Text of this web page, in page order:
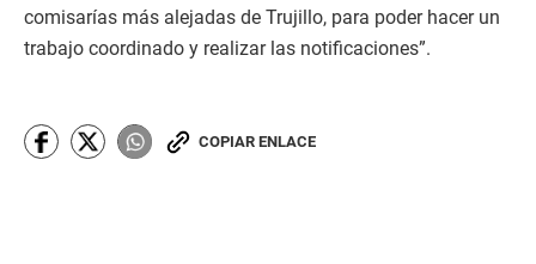
comisarías más alejadas de Trujillo, para poder hacer un
trabajo coordinado y realizar las notificaciones”.
COPIAR ENLACE